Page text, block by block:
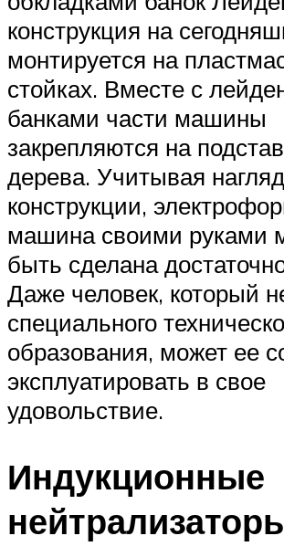
конструкция на
монтируется на
стойках. Вместе с
банками части машины
закрепляются на
дерева. Учитывая
конструкции,
машина своими руками
быть сделана
Даже человек, который
специального
образования, может ее
эксплуатировать в свое
удовольствие.
Индукционные